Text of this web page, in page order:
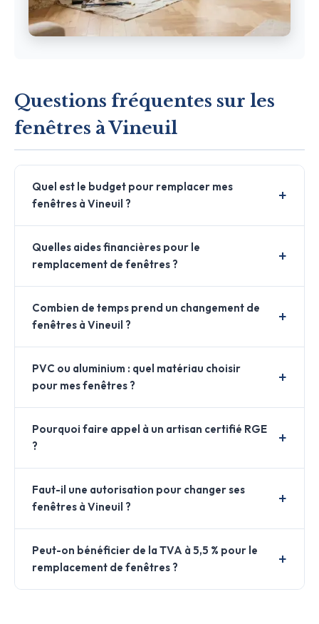
Questions fréquentes sur les
fenêtres à Vineuil
Quel est le budget pour remplacer mes
fenêtres à Vineuil ?
Quelles aides financières pour le
remplacement de fenêtres ?
Combien de temps prend un changement de
fenêtres à Vineuil ?
PVC ou aluminium : quel matériau choisir
pour mes fenêtres ?
Pourquoi faire appel à un artisan certifié RGE
?
Faut-il une autorisation pour changer ses
fenêtres à Vineuil ?
Peut-on bénéficier de la TVA à 5,5 % pour le
remplacement de fenêtres ?